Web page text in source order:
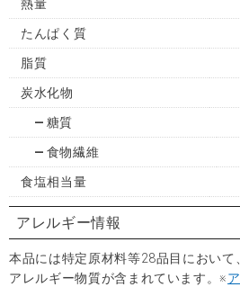
熱量
たんぱく質
脂質
炭水化物
糖質
食物繊維
食塩相当量
アレルギー情報
本品には特定原材料等28品目において
アレルギー物質が含まれています。※